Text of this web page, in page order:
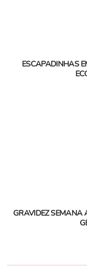
ESCAPADINHAS
GRAVIDEZ SEMANA